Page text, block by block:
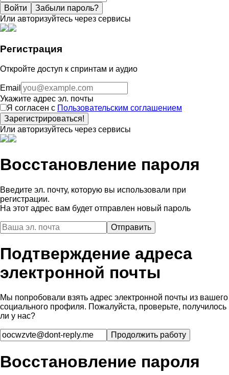
Войти
Забыли пароль?
Или авторизуйтесь через сервисы
Регистрация
Откройте доступ к спринтам и аудио
Email
Укажите адрес эл. почты
Я согласен с Пользовательским соглашением
Зарегистрироваться!
Или авторизуйтесь через сервисы
Восстановление пароля
Введите эл. почту, которую вы использовали при
регистрации.
На этот адрес вам будет отправлен новый пароль
Подтверждение адреса
электронной почты
Мы попробовали взять адрес электронной почты из вашего
социального профиля. Пожалуйста, проверьте, получилось
ли у нас?
Восстановление пароля